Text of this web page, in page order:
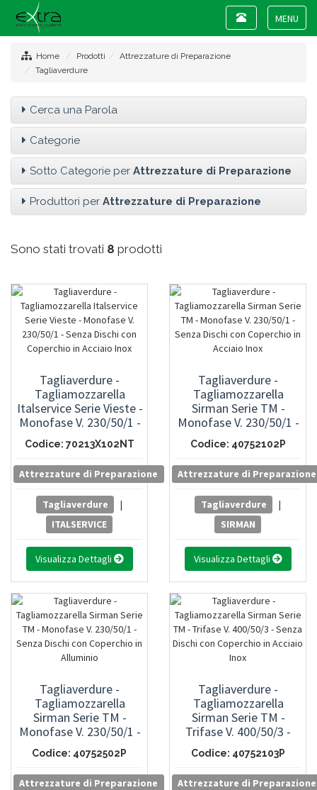
Toggle
Toggle
navigation
Home Prodotti
Attrezzature di Preparazione
Tagliaverdure
Cerca una Parola
Categorie
Sotto Categorie per Attrezzature di Preparazione
Produttori per Attrezzature di Preparazione
Sono stati trovati 8 prodotti
Tagliaverdure -
Tagliamozzarella
Italservice Serie Vieste -
Monofase V. 230/50/1 -
Senza Dischi Con
Coperchio In Acciaio
Inox
Codice: 70213X102NT
Attrezzature di Preparazione
Tagliaverdure
|
ITALSERVICE
Visualizza Dettagli
Tagliaverdure -
Tagliamozzarella
Sirman Serie TM -
Monofase V. 230/50/1 -
Senza Dischi Con
Coperchio In Acciaio
Inox
Codice: 40752102P
Attrezzature di Preparazione
Tagliaverdure
|
SIRMAN
Visualizza Dettagli
Tagliaverdure -
Tagliamozzarella
Sirman Serie TM -
Monofase V. 230/50/1 -
Senza Dischi Con
Coperchio In Alluminio
Codice: 40752502P
Attrezzature di Preparazione
Tagliaverdure -
Tagliamozzarella
Sirman Serie TM -
Trifase V. 400/50/3 -
Senza Dischi Con
Coperchio In Acciaio
Inox
Codice: 40752103P
Attrezzature di Preparazione